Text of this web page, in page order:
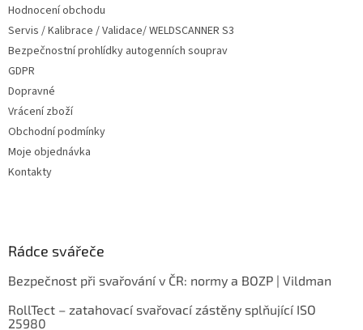
Hodnocení obchodu
Servis / Kalibrace / Validace/ WELDSCANNER S3
Bezpečnostní prohlídky autogenních souprav
GDPR
Dopravné
Vrácení zboží
Obchodní podmínky
Moje objednávka
Kontakty
Rádce svářeče
Bezpečnost při svařování v ČR: normy a BOZP | Vildman
RollTect – zatahovací svařovací zástěny splňující ISO
25980